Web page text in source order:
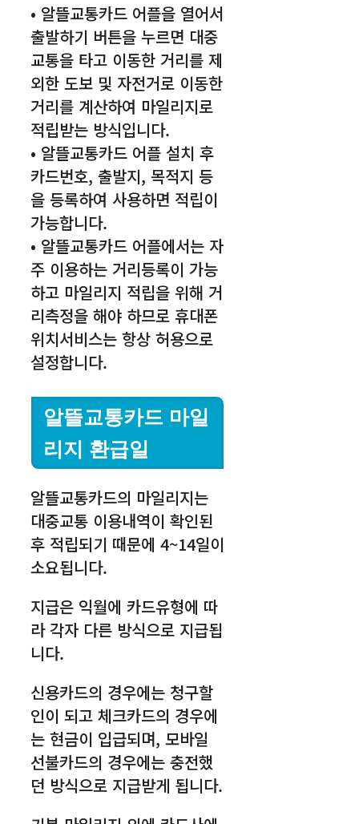
• 알뜰교통카드 어플을 열어서
출발하기 버튼을 누르면 대중
교통을 타고 이동한 거리를 제
외한 도보 및 자전거로 이동한
거리를 계산하여 마일리지로
적립받는 방식입니다.
• 알뜰교통카드 어플 설치 후
카드번호, 출발지, 목적지 등
을 등록하여 사용하면 적립이
가능합니다.
• 알뜰교통카드 어플에서는 자
주 이용하는 거리등록이 가능
하고 마일리지 적립을 위해 거
리측정을 해야 하므로 휴대폰
위치서비스는 항상 허용으로
설정합니다.
알뜰교통카드 마일
리지 환급일
알뜰교통카드의 마일리지는
대중교통 이용내역이 확인된
후 적립되기 때문에 4~14일이
소요됩니다.
지급은 익월에 카드유형에 따
라 각자 다른 방식으로 지급됩
니다.
신용카드의 경우에는 청구할
인이 되고 체크카드의 경우에
는 현금이 입급되며, 모바일
선불카드의 경우에는 충전했
던 방식으로 지급받게 됩니다.